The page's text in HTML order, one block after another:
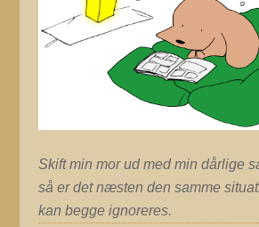
Skift min mor ud med min dårlige
så er det næsten den samme
kan begge ignoreres.